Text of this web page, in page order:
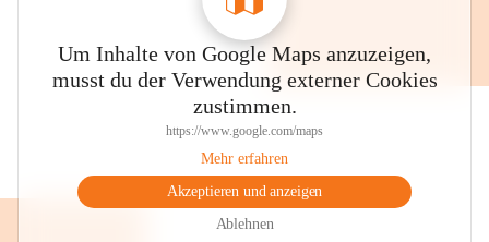
Um Inhalte von Google Maps anzuzeigen,
musst du der Verwendung externer Cookies
zustimmen.
https://www.google.com/maps
Mehr erfahren
Akzeptieren und anzeigen
Ablehnen